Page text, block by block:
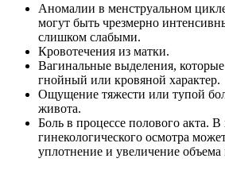
Аномалии в менструальном
могут быть чрезмерно
слишком слабыми.
Кровотечения из матки.
Вагинальные выделения,
гнойный или кровяной характер.
Ощущение тяжести или тупой
живота.
Боль в процессе полового акта. В
гинекологического осмотра
уплотнение и увеличение объема